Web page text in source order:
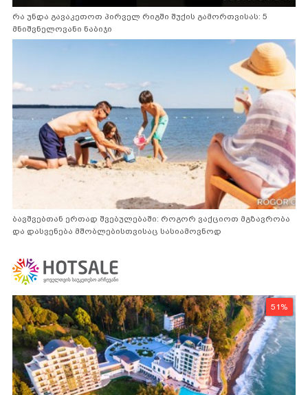
რა უნდა გავაკეთოთ პირველ რიგში შუქის გამორთვისას: 5
მნიშვნელოვანი ნაბიჯი
ბავშვებთან ერთად შვებულებაში: როგორ ვაქციოთ მგზავრობა
და დასვენება მშობლებისთვისაც სასიამოვნოდ
51%